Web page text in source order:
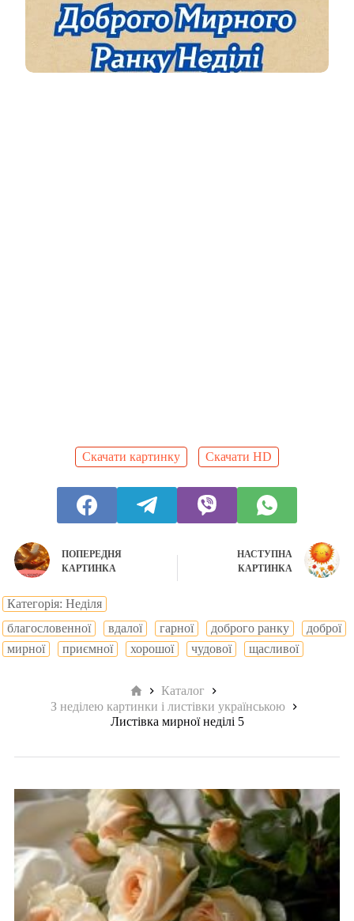
Скачати картинку Скачати HD
ПОПЕРЕДНЯ
КАРТИНКА
НАСТУПНА
КАРТИНКА
Категорія: Неділя
благословенної
вдалої гарної доброго ранку
доброї
мирної
приємної хорошої чудової щасливої
Головна
Каталог
З неділею картинки і листівки українською
Листівка мирної неділі 5